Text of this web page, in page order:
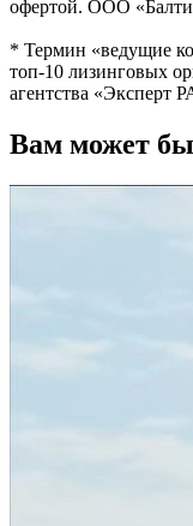
офертой. ООО
* Термин «ведущие
топ-10 лизинговых
агентства «Эксперт
Вам может